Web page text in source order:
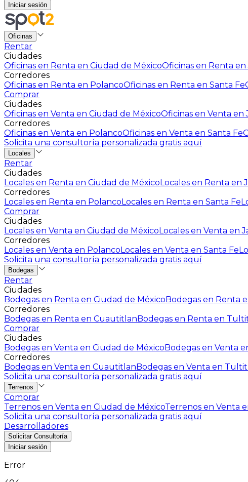
Iniciar sesión
Oficinas
Rentar
Ciudades
Oficinas en Renta en Ciudad de MéxicoOficinas en Renta en
Corredores
Oficinas en Renta en PolancoOficinas en Renta en Santa Fe
Comprar
Ciudades
Oficinas en Venta en Ciudad de MéxicoOficinas en Venta en
Corredores
Oficinas en Venta en PolancoOficinas en Venta en Santa Fe
Solicita una consultoría personalizada gratis aquí
Locales
Rentar
Ciudades
Locales en Renta en Ciudad de MéxicoLocales en Renta en
Corredores
Locales en Renta en PolancoLocales en Renta en Santa Fe
Comprar
Ciudades
Locales en Venta en Ciudad de MéxicoLocales en Venta en
Corredores
Locales en Venta en PolancoLocales en Venta en Santa Fe
Solicita una consultoría personalizada gratis aquí
Bodegas
Rentar
Ciudades
Bodegas en Renta en Ciudad de MéxicoBodegas en Renta
Corredores
Bodegas en Renta en CuautitlanBodegas en Renta en
Comprar
Ciudades
Bodegas en Venta en Ciudad de MéxicoBodegas en Venta
Corredores
Bodegas en Venta en CuautitlanBodegas en Venta en
Solicita una consultoría personalizada gratis aquí
Terrenos
Comprar
Terrenos en Venta en Ciudad de MéxicoTerrenos en Venta
Solicita una consultoría personalizada gratis aquí
Desarrolladores
Solicitar Consultoría
Iniciar sesión
Error